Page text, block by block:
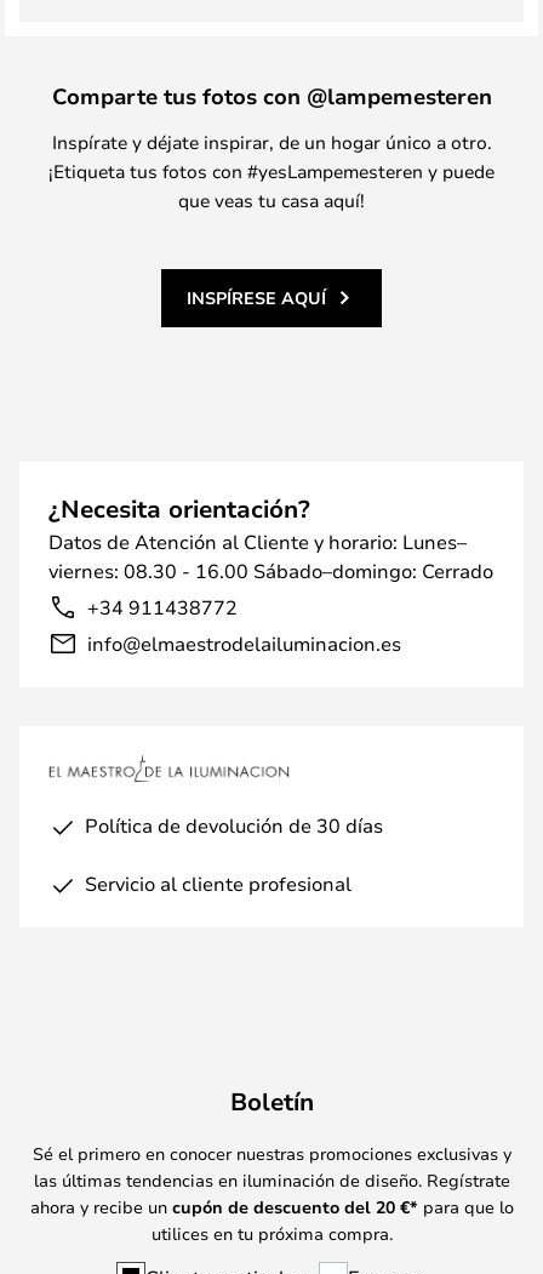
Comparte tus fotos con @lampemesteren
Inspírate y déjate inspirar, de un hogar único a otro.
¡Etiqueta tus fotos con #yesLampemesteren y puede
que veas tu casa aquí!
INSPÍRESE AQUÍ
¿Necesita orientación?
Datos de Atención al Cliente y horario: Lunes–
viernes: 08.30 - 16.00 Sábado–domingo: Cerrado
+34 911438772
info@elmaestrodelailuminacion.es
Política de devolución de 30 días
Servicio al cliente profesional
Boletín
Sé el primero en conocer nuestras promociones exclusivas y
las últimas tendencias en iluminación de diseño. Regístrate
ahora y recibe un cupón de descuento del 20 €* para que lo
utilices en tu próxima compra.